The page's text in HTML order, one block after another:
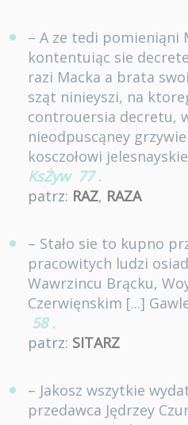
– A ze tedi pomieniąni
kontentuiąc sie
razi Macka a brata
sząt ninieyszi, na
controuersia decretu,
nieodpuscąney
kosczołowi
KsŻyw 77 .
patrz: RAZ, RAZA
– Stało sie to kupno
pracowitych ludzi
Wawrzincu Brącku,
Czerwięnskim [...]
58 .
patrz: SITARZ
– Jakosz wszytkie
przedawca Jędrzey